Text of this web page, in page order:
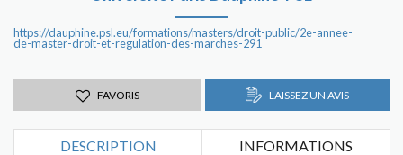
https://dauphine.psl.eu/formations/masters/droit-public/2e-annee-
de-master-droit-et-regulation-des-marches-291
FAVORIS LAISSEZ UN AVIS
DESCRIPTION INFORMATIONS